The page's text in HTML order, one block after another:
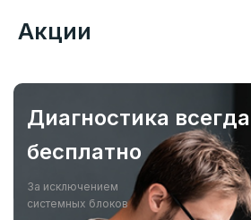
Акции
Диагностика всегда
бесплатно
За исключением
системных блоков